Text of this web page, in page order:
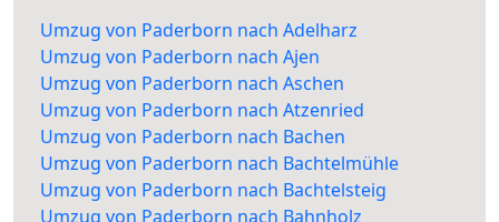
Umzug von Paderborn nach Adelharz
Umzug von Paderborn nach Ajen
Umzug von Paderborn nach Aschen
Umzug von Paderborn nach Atzenried
Umzug von Paderborn nach Bachen
Umzug von Paderborn nach Bachtelmühle
Umzug von Paderborn nach Bachtelsteig
Umzug von Paderborn nach Bahnholz